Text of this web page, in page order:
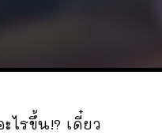
รขึ้น!? เดี๋ยว